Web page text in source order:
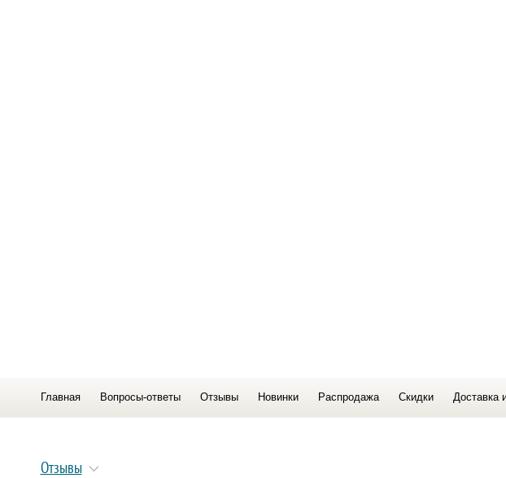
Главная Вопросы-ответы Отзывы Новинки Распродажа Скидки Доставка
Отзывы